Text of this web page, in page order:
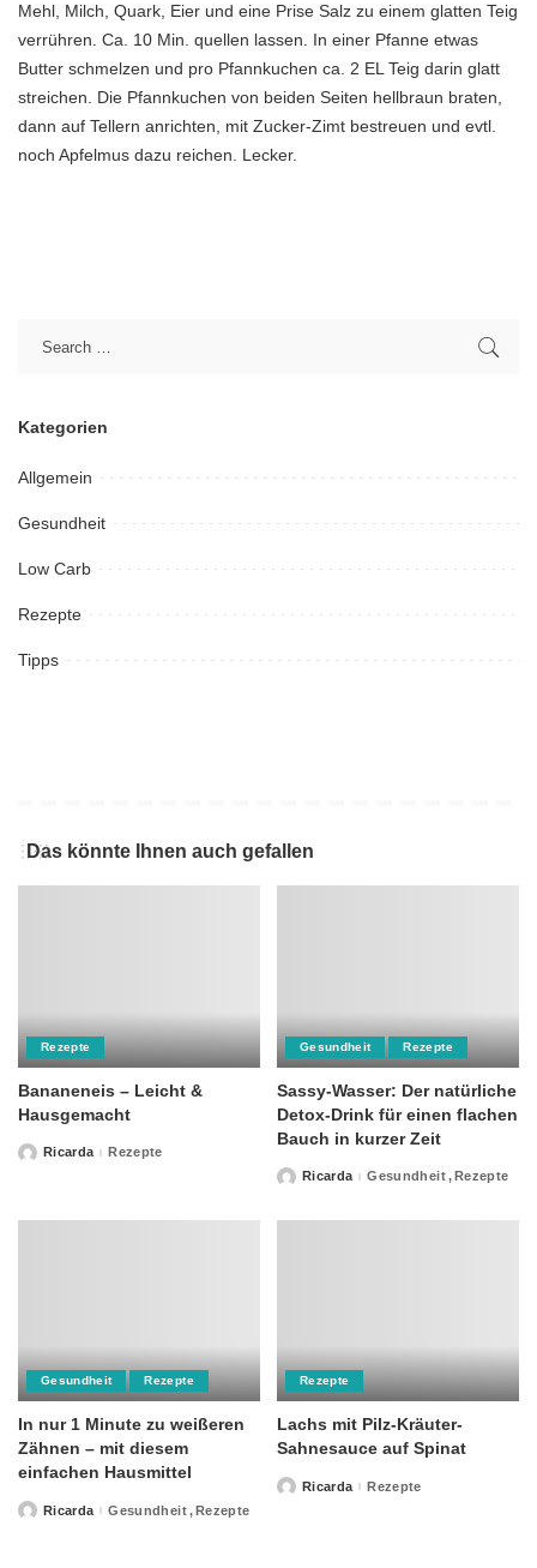
Mehl, Milch, Quark, Eier und eine Prise Salz zu einem glatten Teig
verrühren. Ca. 10 Min. quellen lassen. In einer Pfanne etwas
Butter schmelzen und pro Pfannkuchen ca. 2 EL Teig darin glatt
streichen. Die Pfannkuchen von beiden Seiten hellbraun braten,
dann auf Tellern anrichten, mit Zucker-Zimt bestreuen und evtl.
noch Apfelmus dazu reichen. Lecker.
Kategorien
Allgemein
Gesundheit
Low Carb
Rezepte
Tipps
Das könnte Ihnen auch gefallen
Rezepte
Bananeneis – Leicht &
Hausgemacht
PostedRicarda Rezepte
Gesundheit Rezepte
Sassy-Wasser: Der natürliche
Detox-Drink für einen flachen
Bauch in kurzer Zeit
PostedRicarda Gesundheit Rezepte
Gesundheit Rezepte
In nur 1 Minute zu weißeren
Zähnen – mit diesem
einfachen Hausmittel
PostedRicarda Gesundheit Rezepte
Rezepte
Lachs mit Pilz-Kräuter-
Sahnesauce auf Spinat
PostedRicarda Rezepte